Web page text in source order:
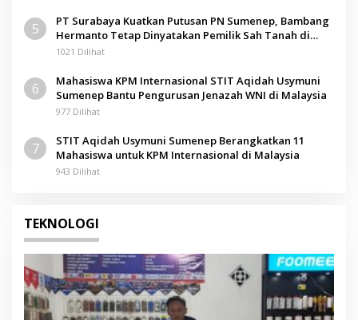
5
PT Surabaya Kuatkan Putusan PN Sumenep, Bambang
Hermanto Tetap Dinyatakan Pemilik Sah Tanah di
Pamolokan
1021 Dilihat
6
Mahasiswa KPM Internasional STIT Aqidah Usymuni
Sumenep Bantu Pengurusan Jenazah WNI di Malaysia
977 Dilihat
7
STIT Aqidah Usymuni Sumenep Berangkatkan 11
Mahasiswa untuk KPM Internasional di Malaysia
943 Dilihat
TEKNOLOGI